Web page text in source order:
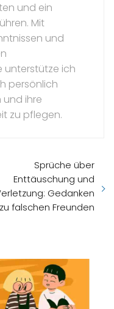
und ein
Mit
und
unterstütze ich
persönlich
und ihre
zu pflegen.
Sprüche über
Enttäuschung und
Gedanken
zu falschen Freunden